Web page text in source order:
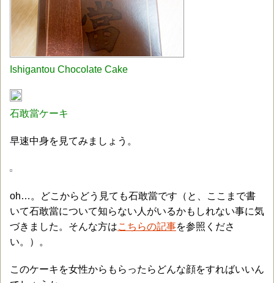
Ishigantou Chocolate Cake
石敢當ケーキ
早速中身を見てみましょう。
oh…。どこからどう見ても石敢當です（と、ここまで書
いて石敢當について知らない人がいるかもしれない事に気
づきました。そんな方はこちらの記事を参照くださ
い。）。
このケーキを女性からもらったらどんな顔をすればいいん